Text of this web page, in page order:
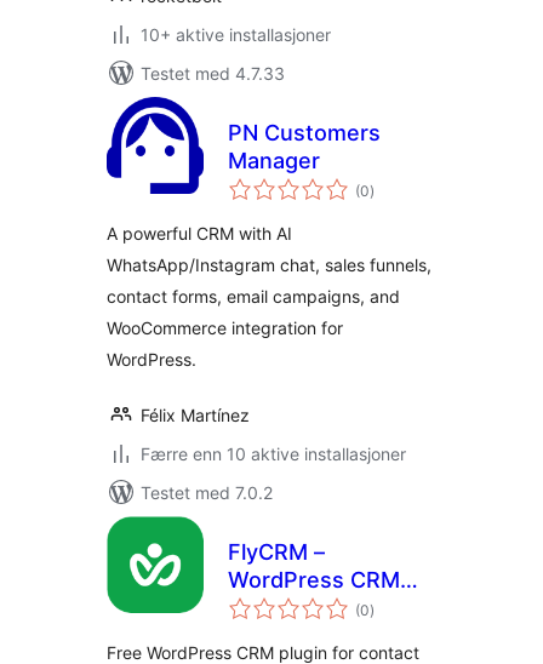
10+ aktive installasjoner
Testet med 4.7.33
PN Customers
Manager
(0totale
vurderinger
)
A powerful CRM with AI
WhatsApp/Instagram chat, sales funnels,
contact forms, email campaigns, and
WooCommerce integration for
WordPress.
Félix Martínez
Færre enn 10 aktive installasjoner
Testet med 7.0.2
FlyCRM –
WordPress CRM
Plugin with
(0totale
vurderinger
)
Free WordPress CRM plugin for contact